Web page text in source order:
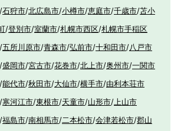
/石狩市/北広島市/小樽市/恵庭市/千歳市/苫小
/登別市/室蘭市/札幌市西区/札幌市手稲区
/五所川原市/青森市/弘前市/十和田市/八戸市
/盛岡市/宮古市/花巻市/北上市/奥州市/一関市
/能代市/秋田市/大仙市/横手市/由利本荘市
/寒河江市/東根市/天童市/山形市/上山市
/福島市/南相馬市/二本松市/会津若松市/郡山